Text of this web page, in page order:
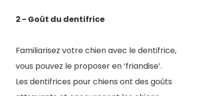
2 - Goût du dentifrice
Familiarisez votre chien avec le dentifrice,
vous pouvez le proposer en ‘friandise’.
Les dentifrices pour chiens ont des goûts